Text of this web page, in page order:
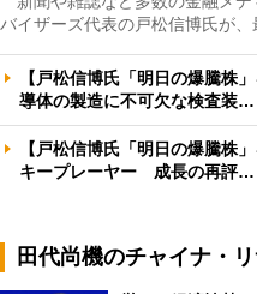
バイザーズ代表の戸松信博氏が、
【戸松信博氏「明日の爆騰株
導体の製造に不可欠な検査装…
【戸松信博氏「明日の爆騰株
キープレーヤー 成長の再評…
田代尚機のチャイナ・